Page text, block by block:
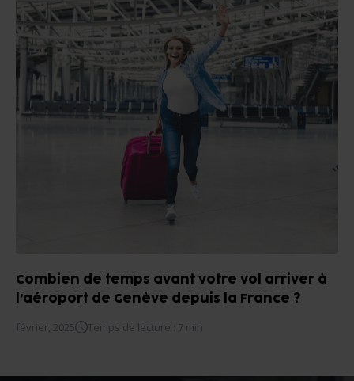
Combien de temps avant votre vol arriver à
l’aéroport de Genève depuis la France ?
février, 2025 Temps de lecture : 7 min